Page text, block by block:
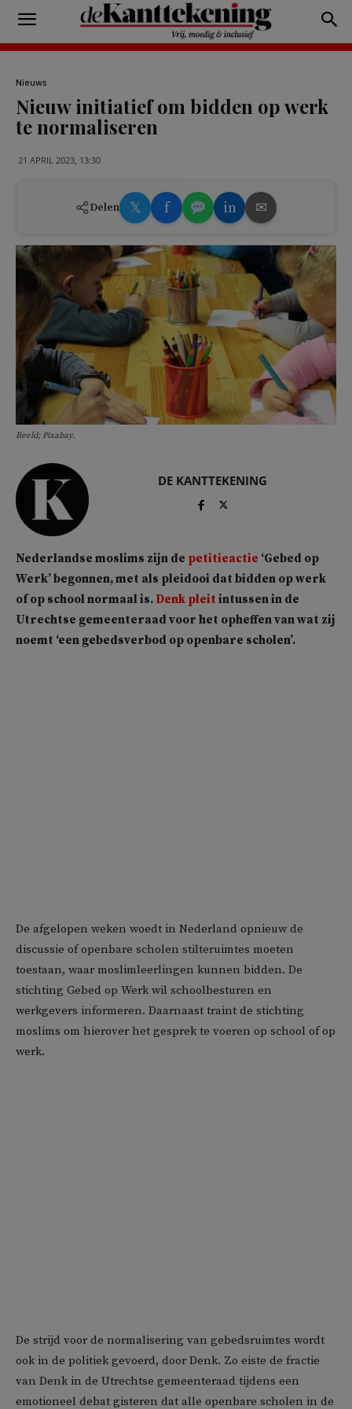
Nieuws
Nieuw initiatief om bidden op werk
te normaliseren
21 APRIL 2023, 13:30
Delen 𝕏 f in ✉
Beeld; Pixabay.
DE KANTTEKENING
Nederlandse moslims zijn de petitieactie ‘Gebed op
Werk’ begonnen, met als pleidooi dat bidden op werk
of op school normaal is. Denk pleit intussen in de
Utrechtse gemeenteraad voor het opheffen van wat zij
noemt ‘een gebedsverbod op openbare scholen’.
De afgelopen weken woedt in Nederland opnieuw de
discussie of openbare scholen stilteruimtes moeten
toestaan, waar moslimleerlingen kunnen bidden. De
stichting Gebed op Werk wil schoolbesturen en
werkgevers informeren. Daarnaast traint de stichting
moslims om hierover het gesprek te voeren op school of op
werk.
De strijd voor de normalisering van gebedsruimtes wordt
ook in de politiek gevoerd, door Denk. Zo eiste de fractie
van Denk in de Utrechtse gemeenteraad tijdens een
emotioneel debat gisteren dat alle openbare scholen in de